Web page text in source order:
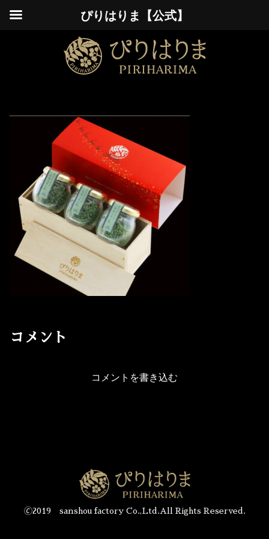
コメント
コメントを書き込む
🄫2019 sanshou factory Co.,Ltd.All Rights Reserved.
ぴりはりま【公式】